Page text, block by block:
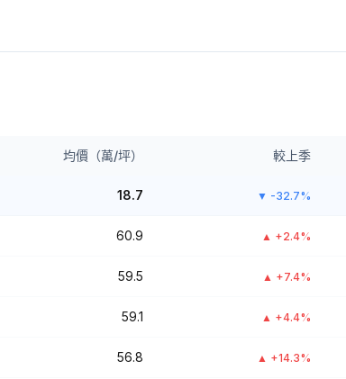
均價（萬/坪） 較上季
18.7 ▼ -32.7%
60.9 ▲ +2.4%
59.5 ▲ +7.4%
59.1 ▲ +4.4%
56.8 ▲ +14.3%